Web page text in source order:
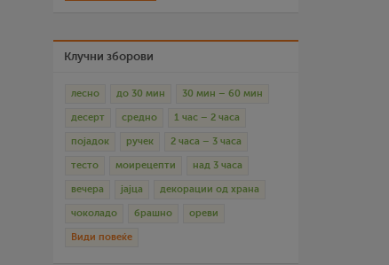
Клучни зборови
лесно до 30 мин 30 мин – 60 мин
десерт средно 1 час – 2 часа
појадок ручек 2 часа – 3 часа
тесто моирецепти над 3 часа
вечера јајца декорации од храна
чоколадо брашно ореви
Види повеќе